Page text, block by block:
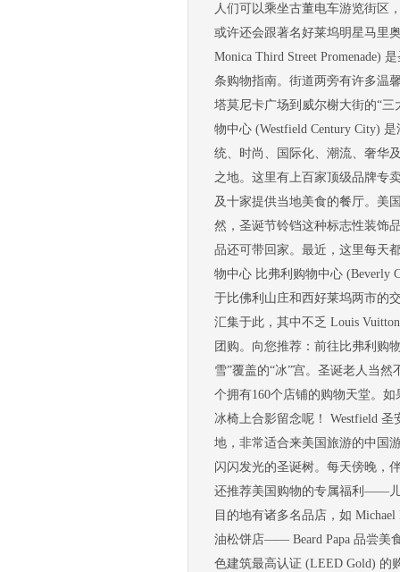
人们可以乘坐古董电车游览街区
或许还会跟著名好莱坞明星马里
Monica Third Street Promenade)
条购物指南。街道两旁有许多温
塔莫尼卡广场到威尔榭大街的“三
物中心 (Westfield Century City)
统、时尚、国际化、潮流、奢华
之地。这里有上百家顶级品牌专
及十家提供当地美食的餐厅。美
然，圣诞节铃铛这种标志性装饰
品还可带回家。最近，这里每天
物中心 比弗利购物中心 (Beverly
于比佛利山庄和西好莱坞两市的
汇集于此，其中不乏 Louis
团购。向您推荐：前往比弗利购
雪”覆盖的“冰”宫。圣诞老人当
个拥有160个店铺的购物天堂。
冰椅上合影留念呢！ Westfield
地，非常适合来美国旅游的中国
闪闪发光的圣诞树。每天傍晚，
还推荐美国购物的专属福利——
目的地有诸多名品店，如
油松饼店—— Beard Papa 品尝美
色建筑最高认证 (LEED Gold) 的